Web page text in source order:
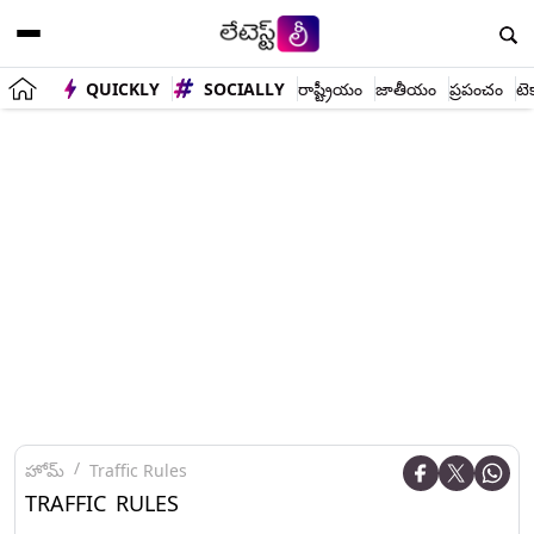
QUICKLY SOCIALLY రాష్ట్రీయం జాతీయం ప్రపంచం
హోమ్ Traffic Rules
TRAFFIC RULES